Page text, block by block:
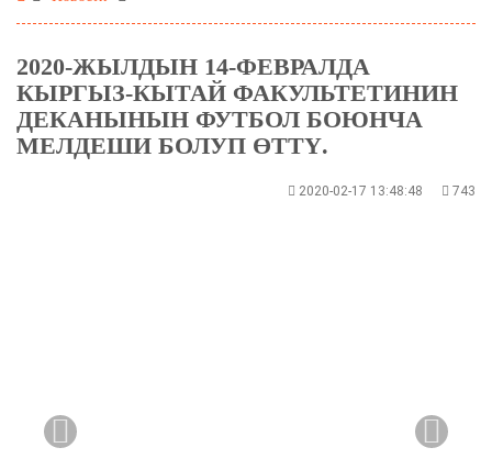
2020-ЖЫЛДЫН 14-ФЕВРАЛДА
КЫРГЫЗ-КЫТАЙ ФАКУЛЬТЕТИНИН
ДЕКАНЫНЫН ФУТБОЛ БОЮНЧА
МЕЛДЕШИ БОЛУП ӨТТҮ.
2020-02-17 13:48:48 743